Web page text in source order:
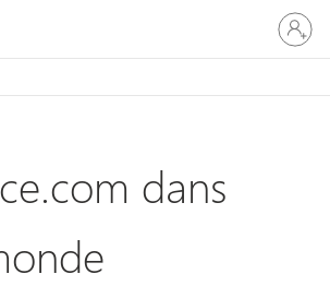
vous
à
compte
dans